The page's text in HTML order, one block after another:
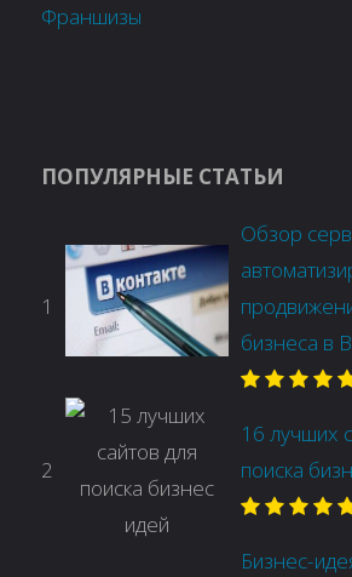
Франшизы
ПОПУЛЯРНЫЕ СТАТЬИ
1
Обзор
бизнеса в
2
16 лучших
поиска
Бизнес-